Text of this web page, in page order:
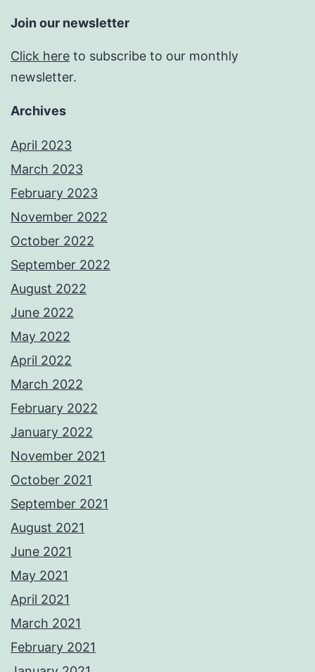
Join our newsletter
Click here to subscribe to our monthly
newsletter.
Archives
April 2023
March 2023
February 2023
November 2022
October 2022
September 2022
August 2022
June 2022
May 2022
April 2022
March 2022
February 2022
January 2022
November 2021
October 2021
September 2021
August 2021
June 2021
May 2021
April 2021
March 2021
February 2021